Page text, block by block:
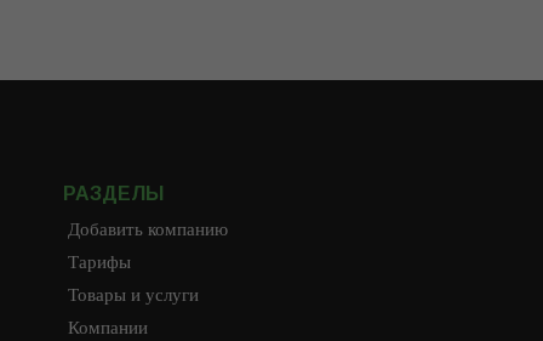
РАЗДЕЛЫ
Добавить компанию
Тарифы
Товары и услуги
Компании